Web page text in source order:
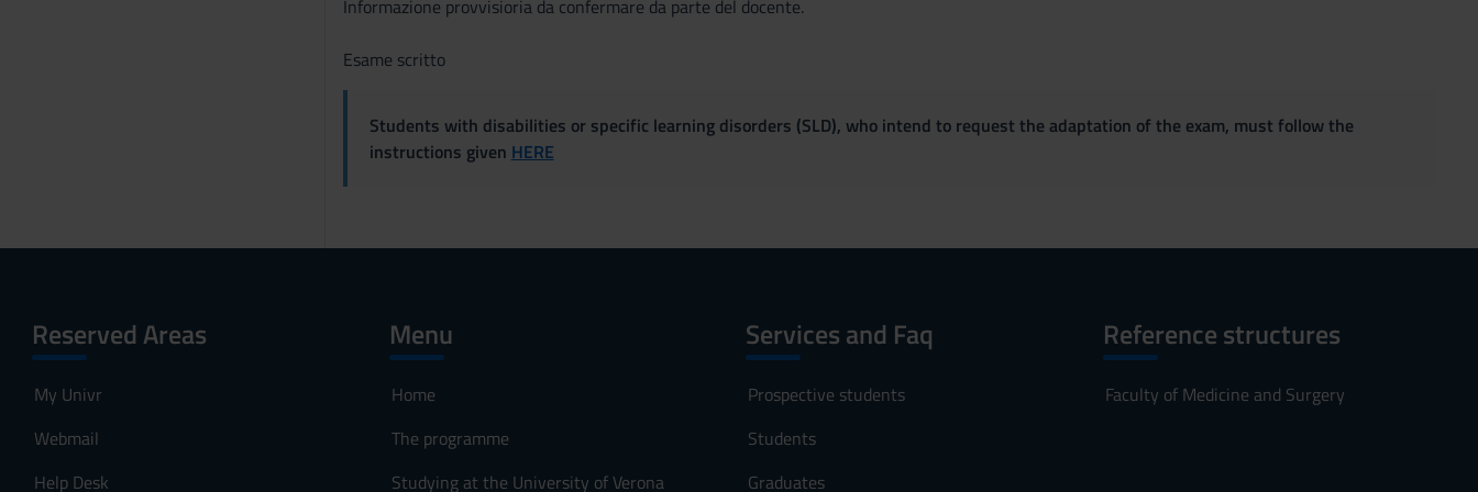
Informazione provvisioria da confermare da parte del docente.
Esame scritto
Students with disabilities or specific learning disorders (SLD), who intend to request the adaptation of the exam, must follow the
instructions given HERE
Reserved Areas
My Univr
Webmail
Help Desk
Menu
Home
The programme
Studying at the University of Verona
Services and Faq
Prospective students
Students
Graduates
Reference structures
Faculty of Medicine and Surgery